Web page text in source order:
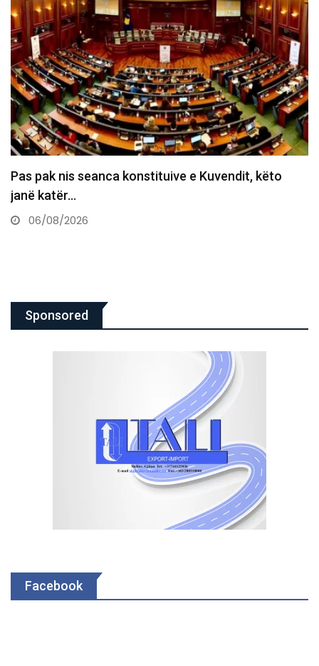
“Pse bash Vjosa Osmani?”, Arifi: Çka ka Lumir
Abdixhiku që…
06/08/2026
Sponsored
Facebook